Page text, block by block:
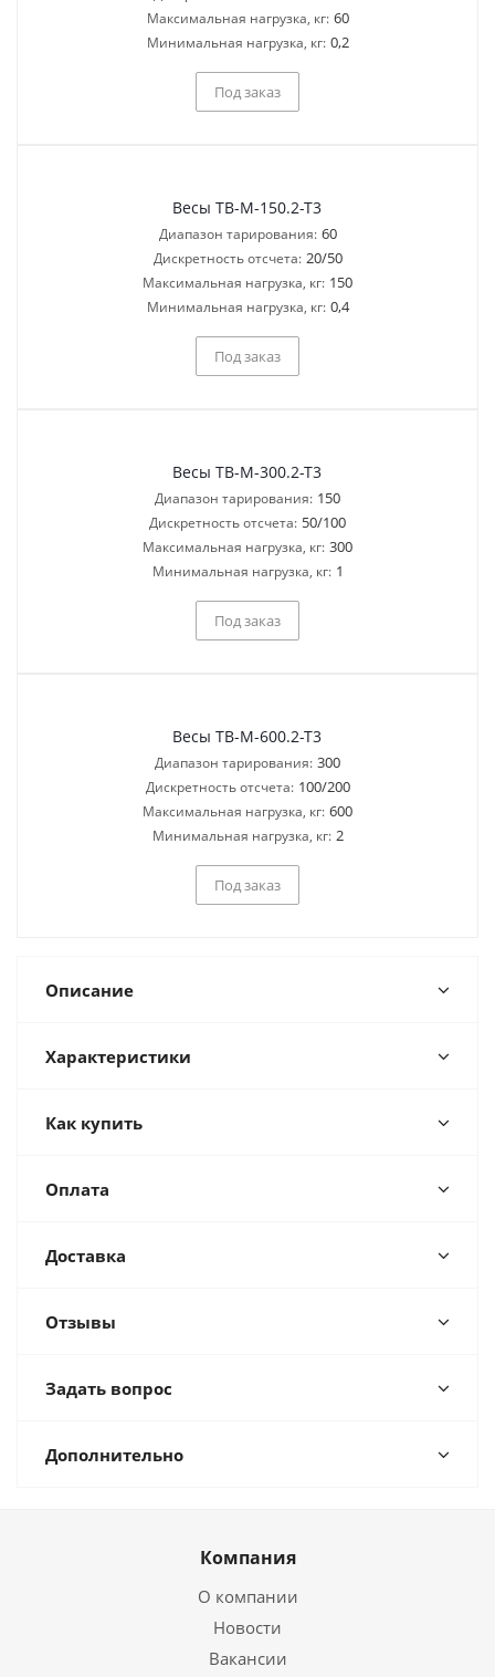
Максимальная нагрузка, кг: 60
Минимальная нагрузка, кг: 0,2
Под заказ
Весы ТВ-M-150.2-T3
Диапазон тарирования: 60
Дискретность отсчета: 20/50
Максимальная нагрузка, кг: 150
Минимальная нагрузка, кг: 0,4
Под заказ
Весы ТВ-M-300.2-T3
Диапазон тарирования: 150
Дискретность отсчета: 50/100
Максимальная нагрузка, кг: 300
Минимальная нагрузка, кг: 1
Под заказ
Весы ТВ-M-600.2-T3
Диапазон тарирования: 300
Дискретность отсчета: 100/200
Максимальная нагрузка, кг: 600
Минимальная нагрузка, кг: 2
Под заказ
Описание
Характеристики
Как купить
Оплата
Доставка
Отзывы
Задать вопрос
Дополнительно
Компания
О компании
Новости
Вакансии